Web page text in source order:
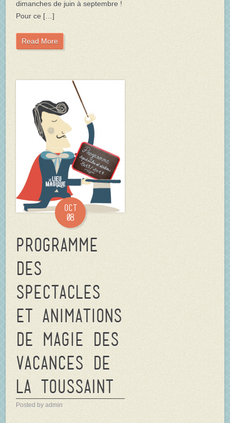
dimanches de juin à septembre !
Pour ce […]
Read More
Oct
08
Programme
des
spectacles
et animations
de magie des
vacances de
la TOUSSAINT
Posted by admin